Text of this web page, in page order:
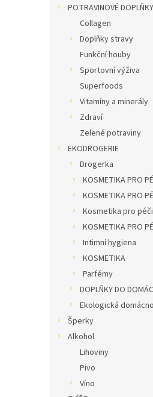
POTRAVINOVÉ DOPLŇKY
Collagen
Doplňky stravy
Funkční houby
Sportovní výživa
Superfoods
Vitamíny a minerály
Zdraví
Zelené potraviny
EKODROGERIE
Drogerka
KOSMETIKA PRO
KOSMETIKA PRO
Kosmetika pro
KOSMETIKA PRO
Intimní hygiena
KOSMETIKA
Parfémy
DOPLŇKY DO
Ekologická
Šperky
Alkohol
Lihoviny
Pivo
Víno